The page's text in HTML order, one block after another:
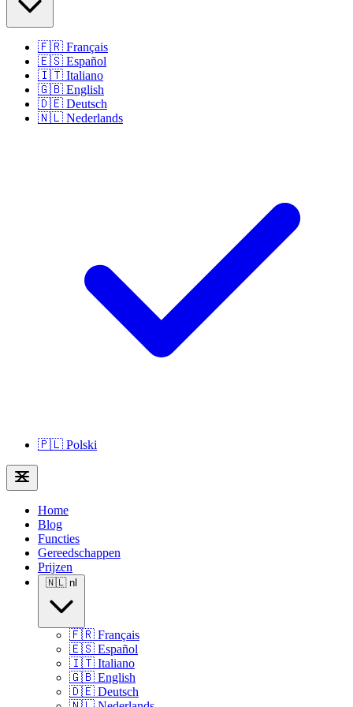
🇫🇷 Français
🇪🇸 Español
🇮🇹 Italiano
🇬🇧 English
🇩🇪 Deutsch
🇳🇱 Nederlands
🇵🇱 Polski
Home
Blog
Functies
Gereedschappen
Prijzen
🇳🇱 nl
🇫🇷 Français
🇪🇸 Español
🇮🇹 Italiano
🇬🇧 English
🇩🇪 Deutsch